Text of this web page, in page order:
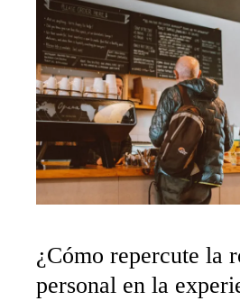
¿Cómo repercute la
personal en la